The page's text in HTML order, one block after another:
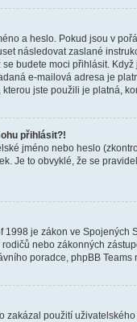
a heslo. Pokud jsou v
následovat zaslané
budete moci přihlásit.
e-mailová adresa je
jste použili je platná,
přihlásit?!
jméno nebo heslo
Je to obvyklé, že se
je zákon ve
nebo zákonných
poradce, phpBB
použití